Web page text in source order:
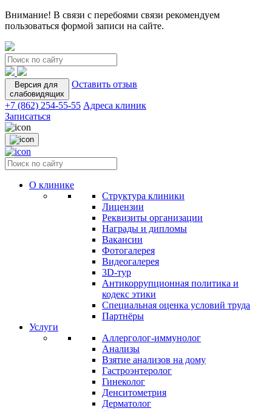
Внимание! В связи с перебоями связи рекомендуем
пользоваться формой записи на сайте.
Версия для
слабовидящих
Оставить отзыв
+7 (862) 254-55-55 Адреса клиник
Записаться
О клинике
Структура клиники
Лицензии
Реквизиты организации
Награды и дипломы
Вакансии
Фотогалерея
Видеогалерея
3D-тур
Антикоррупционная политика и
кодекс этики
Специальная оценка условий труда
Партнёры
Услуги
Аллерголог-иммунолог
Анализы
Взятие анализов на дому
Гастроэнтеролог
Гинеколог
Денситометрия
Дерматолог